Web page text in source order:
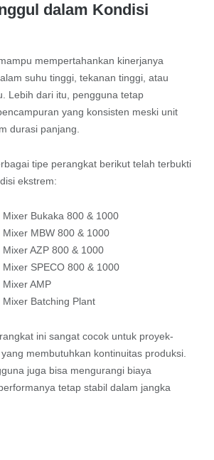
dalam Kondisi
mempertahankan kinerjanya
suhu tinggi, tekanan tinggi, atau
Lebih dari itu, pengguna tetap
yang konsisten meski unit
durasi panjang.
tipe perangkat berikut telah terbukti
ekstrem:
Bukaka 800 & 1000
MBW 800 & 1000
AZP 800 & 1000
SPECO 800 & 1000
AMP
Batching Plant
ini sangat cocok untuk proyek-
membutuhkan kontinuitas produksi.
juga bisa mengurangi biaya
tetap stabil dalam jangka